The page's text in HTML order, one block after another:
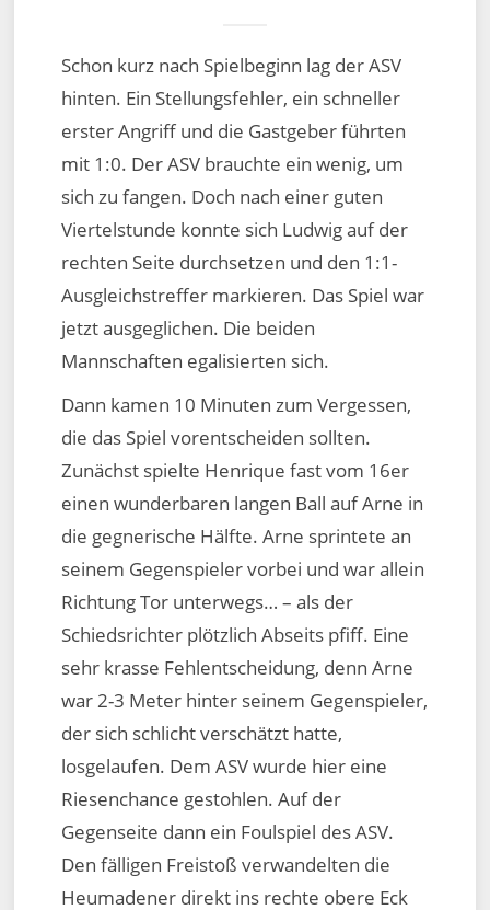
Schon kurz nach Spielbeginn lag der ASV
hinten. Ein Stellungsfehler, ein schneller
erster Angriff und die Gastgeber führten
mit 1:0. Der ASV brauchte ein wenig, um
sich zu fangen. Doch nach einer guten
Viertelstunde konnte sich Ludwig auf der
rechten Seite durchsetzen und den 1:1-
Ausgleichstreffer markieren. Das Spiel war
jetzt ausgeglichen. Die beiden
Mannschaften egalisierten sich.
Dann kamen 10 Minuten zum Vergessen,
die das Spiel vorentscheiden sollten.
Zunächst spielte Henrique fast vom 16er
einen wunderbaren langen Ball auf Arne in
die gegnerische Hälfte. Arne sprintete an
seinem Gegenspieler vorbei und war allein
Richtung Tor unterwegs… – als der
Schiedsrichter plötzlich Abseits pfiff. Eine
sehr krasse Fehlentscheidung, denn Arne
war 2-3 Meter hinter seinem Gegenspieler,
der sich schlicht verschätzt hatte,
losgelaufen. Dem ASV wurde hier eine
Riesenchance gestohlen. Auf der
Gegenseite dann ein Foulspiel des ASV.
Den fälligen Freistoß verwandelten die
Heumadener direkt ins rechte obere Eck